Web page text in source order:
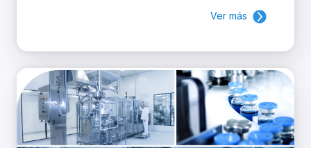
Ver más